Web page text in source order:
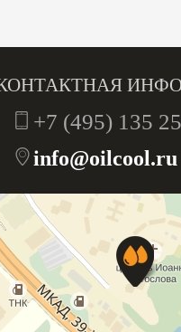
+7 (495) 135
info@oilcool.ru